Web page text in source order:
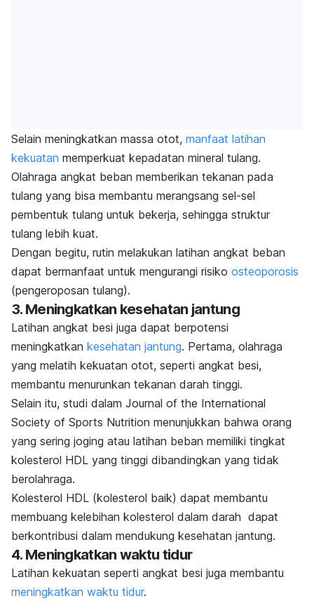
Selain meningkatkan massa otot, manfaat latihan
kekuatan memperkuat kepadatan mineral tulang.
Olahraga angkat beban memberikan tekanan pada
tulang yang bisa membantu merangsang sel-sel
pembentuk tulang untuk bekerja, sehingga struktur
tulang lebih kuat.
Dengan begitu, rutin melakukan latihan angkat beban
dapat bermanfaat untuk mengurangi risiko osteoporosis
(pengeroposan tulang).
3. Meningkatkan kesehatan jantung
Latihan angkat besi juga dapat berpotensi
meningkatkan kesehatan jantung. Pertama, olahraga
yang melatih kekuatan otot, seperti angkat besi,
membantu menurunkan tekanan darah tinggi.
Selain itu, studi dalam Journal of the International
Society of Sports Nutrition menunjukkan bahwa orang
yang sering joging atau latihan beban memiliki tingkat
kolesterol HDL yang tinggi dibandingkan yang tidak
berolahraga.
Kolesterol HDL (kolesterol baik) dapat membantu
membuang kelebihan kolesterol dalam darah dapat
berkontribusi dalam mendukung kesehatan jantung.
4. Meningkatkan waktu tidur
Latihan kekuatan seperti angkat besi juga membantu
meningkatkan waktu tidur.